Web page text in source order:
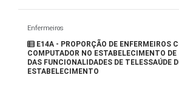
Enfermeiros
E14A - PROPORÇÃO DE ENFERMEIROS
COMPUTADOR NO ESTABELECIMENTO DE
DAS FUNCIONALIDADES DE TELESSAÚDE
ESTABELECIMENTO